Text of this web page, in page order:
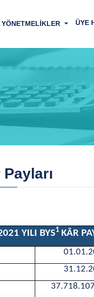
YÖNETMELİKLER ÜYE
Payları
YILI BYS1 KÂR